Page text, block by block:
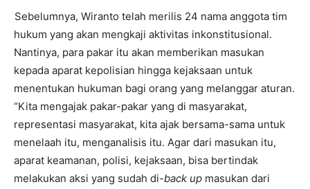
Sebelumnya, Wiranto telah merilis 24 nama anggota tim
hukum yang akan mengkaji aktivitas inkonstitusional.
Nantinya, para pakar itu akan memberikan masukan
kepada aparat kepolisian hingga kejaksaan untuk
menentukan hukuman bagi orang yang melanggar aturan.
“Kita mengajak pakar-pakar yang di masyarakat,
representasi masyarakat, kita ajak bersama-sama untuk
menelaah itu, menganalisis itu. Agar dari masukan itu,
aparat keamanan, polisi, kejaksaan, bisa bertindak
melakukan aksi yang sudah di-back up masukan dari